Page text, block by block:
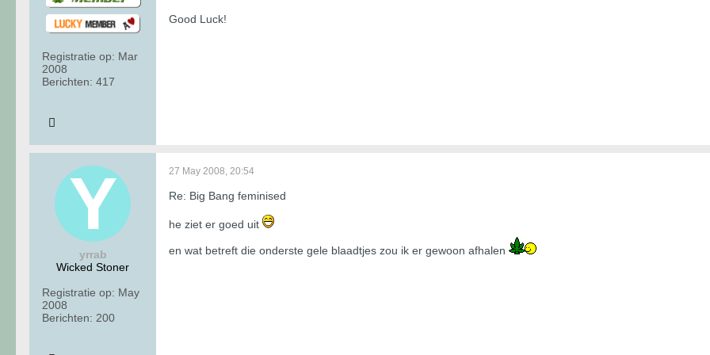
Registratie op: Mar
2008
Berichten: 417
Good Luck!
yrrab
Wicked Stoner
Registratie op: May
2008
Berichten: 200
27 May 2008, 20:54
Re: Big Bang feminised
he ziet er goed uit
en wat betreft die onderste gele blaadtjes zou ik er gewoon afhalen